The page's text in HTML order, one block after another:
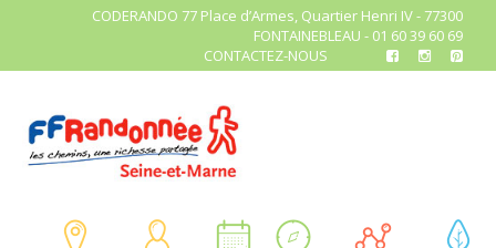
CODERANDO 77 Place d’Armes, Quartier Henri IV - 77300
FONTAINEBLEAU - 01 60 39 60 69
CONTACTEZ-NOUS